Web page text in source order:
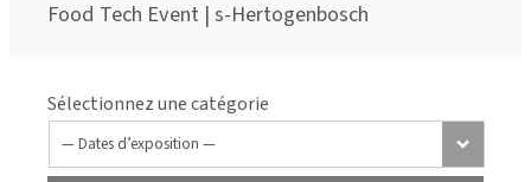
Food Tech Event | s-Hertogenbosch
Sélectionnez une catégorie